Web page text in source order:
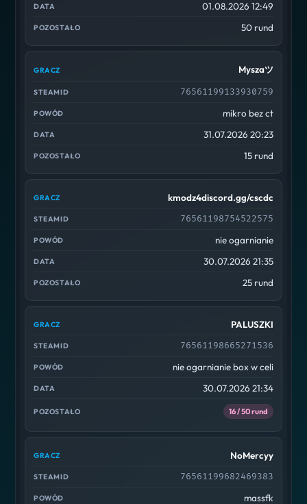
01.08.2026 12:49
50 rund
Myszaツ
76561199133930759
mikro bez ct
31.07.2026 20:23
15 rund
kmodz4discord.gg/cscdc
76561198754522575
nie ogarnianie
30.07.2026 21:35
25 rund
PALUSZKI
76561198665271536
nie ogarnianie box w celi
30.07.2026 21:34
16 / 50 rund
NoMercyy
76561199682469383
massfk